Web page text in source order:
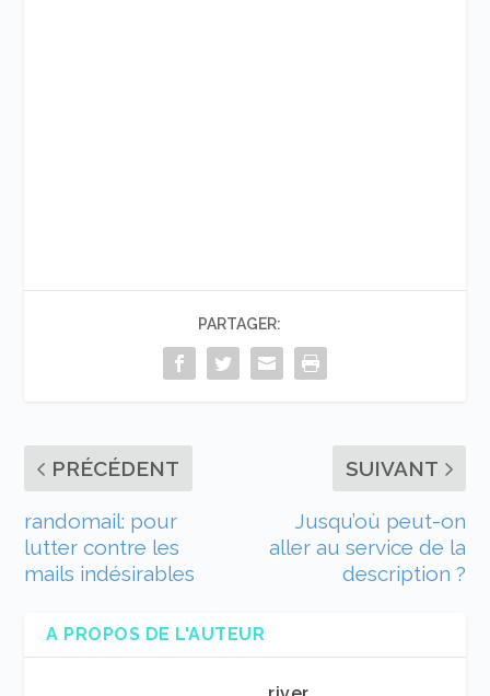
PARTAGER:
PRÉCÉDENT
randomail: pour
lutter contre les
mails indésirables
SUIVANT
Jusqu’où peut-on
aller au service de la
description ?
A PROPOS DE L'AUTEUR